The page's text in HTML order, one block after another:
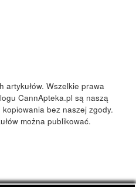
artykułów. Wszelkie prawa
CannApteka.pl są naszą
bez naszej zgody.
można publikować.